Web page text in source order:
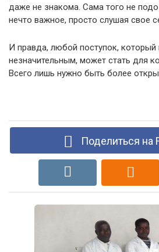
даже не знакома. Сама того не
нечто важное, просто слушая свое
И правда, любой поступок, который
незначительным, может стать для
Всего лишь нужно быть более
Поделиться на